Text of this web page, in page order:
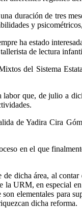
duración de tres
y
ha estado
de lectura
del Sistema
que, de julio a
de Yadira Cira
en el que
dicha área, al
URM, en
elementales para
dicha